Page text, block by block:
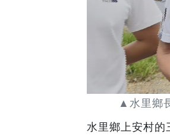
▲水里鄉
水里鄉上安村的